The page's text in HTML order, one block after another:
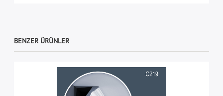
BENZER ÜRÜNLER